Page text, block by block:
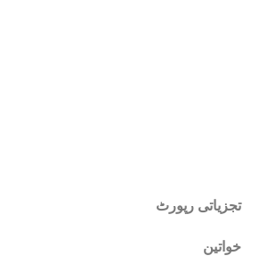
تجزیاتی رپورٹ
خواتین